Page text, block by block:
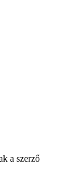
a szerző